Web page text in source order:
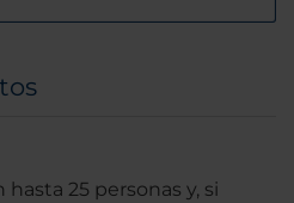
25 personas y, si